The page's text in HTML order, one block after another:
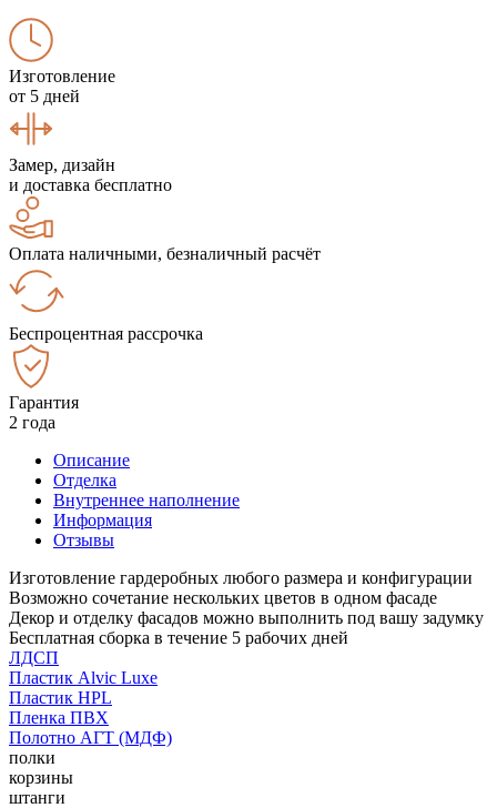
Изготовление
от 5 дней
Замер, дизайн
и доставка бесплатно
Оплата наличными, безналичный расчёт
Беспроцентная рассрочка
Гарантия
2 года
Описание
Отделка
Внутреннее наполнение
Информация
Отзывы
Изготовление гардеробных любого размера и конфигурации
Возможно сочетание нескольких цветов в одном фасаде
Декор и отделку фасадов можно выполнить под вашу задумку
Бесплатная сборка в течение 5 рабочих дней
ЛДСП
Пластик Alvic Luxe
Пластик HPL
Пленка ПВХ
Полотно АГТ (МДФ)
полки
корзины
штанги